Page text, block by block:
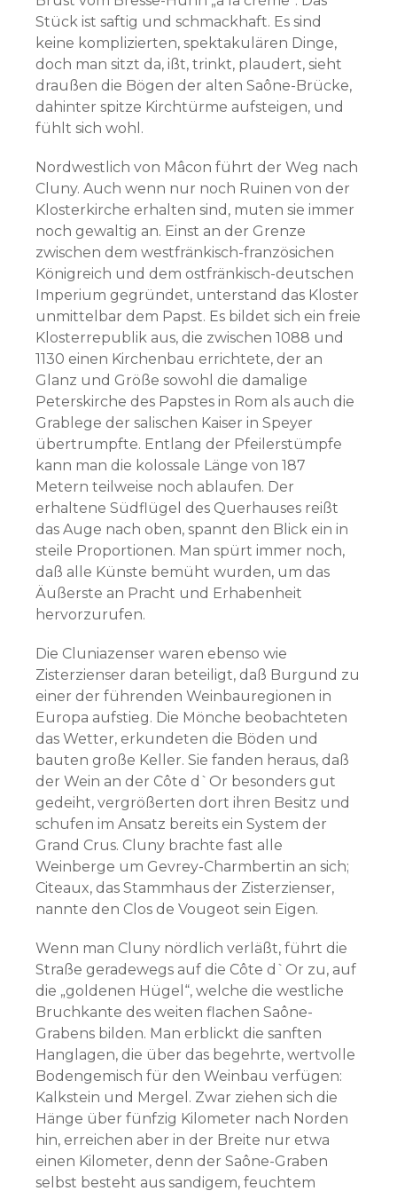
Stück ist saftig und schmackhaft. Es sind
keine komplizierten, spektakulären Dinge,
doch man sitzt da, ißt, trinkt, plaudert, sieht
draußen die Bögen der alten Saône-Brücke,
dahinter spitze Kirchtürme aufsteigen, und
fühlt sich wohl.
Nordwestlich von Mâcon führt der Weg nach
Cluny. Auch wenn nur noch Ruinen von der
Klosterkirche erhalten sind, muten sie immer
noch gewaltig an. Einst an der Grenze
zwischen dem westfränkisch-französichen
Königreich und dem ostfränkisch-deutschen
Imperium gegründet, unterstand das Kloster
unmittelbar dem Papst. Es bildet sich ein freie
Klosterrepublik aus, die zwischen 1088 und
1130 einen Kirchenbau errichtete, der an
Glanz und Größe sowohl die damalige
Peterskirche des Papstes in Rom als auch die
Grablege der salischen Kaiser in Speyer
übertrumpfte. Entlang der Pfeilerstümpfe
kann man die kolossale Länge von 187
Metern teilweise noch ablaufen. Der
erhaltene Südflügel des Querhauses reißt
das Auge nach oben, spannt den Blick ein in
steile Proportionen. Man spürt immer noch,
daß alle Künste bemüht wurden, um das
Äußerste an Pracht und Erhabenheit
hervorzurufen.
Die Cluniazenser waren ebenso wie
Zisterzienser daran beteiligt, daß Burgund zu
einer der führenden Weinbauregionen in
Europa aufstieg. Die Mönche beobachteten
das Wetter, erkundeten die Böden und
bauten große Keller. Sie fanden heraus, daß
der Wein an der Côte d`Or besonders gut
gedeiht, vergrößerten dort ihren Besitz und
schufen im Ansatz bereits ein System der
Grand Crus. Cluny brachte fast alle
Weinberge um Gevrey-Charmbertin an sich;
Citeaux, das Stammhaus der Zisterzienser,
nannte den Clos de Vougeot sein Eigen.
Wenn man Cluny nördlich verläßt, führt die
Straße geradewegs auf die Côte d`Or zu, auf
die „goldenen Hügel“, welche die westliche
Bruchkante des weiten flachen Saône-
Grabens bilden. Man erblickt die sanften
Hanglagen, die über das begehrte, wertvolle
Bodengemisch für den Weinbau verfügen:
Kalkstein und Mergel. Zwar ziehen sich die
Hänge über fünfzig Kilometer nach Norden
hin, erreichen aber in der Breite nur etwa
einen Kilometer, denn der Saône-Graben
selbst besteht aus sandigem, feuchtem